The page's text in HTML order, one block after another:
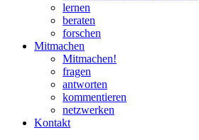
lernen
beraten
forschen
Mitmachen
Mitmachen!
fragen
antworten
kommentieren
netzwerken
Kontakt